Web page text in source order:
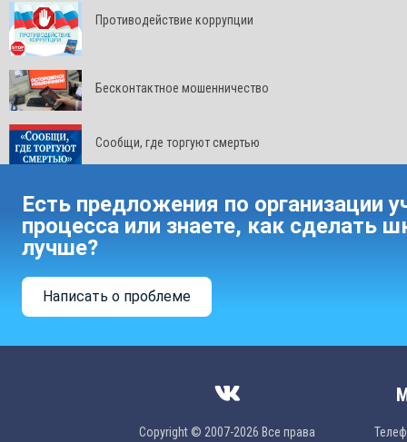
Противодействие коррупции
Бесконтактное мошенничество
Сообщи, где торгуют смертью
Есть предложения по организации
процесса или знаете, как сделать
лучше?
Написать о проблеме
Copyright © 2007-2026 Все права